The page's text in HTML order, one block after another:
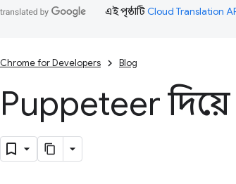
এই পৃষ্ঠাটিCloud Translation
Chrome for Developers Blog
Puppeteer